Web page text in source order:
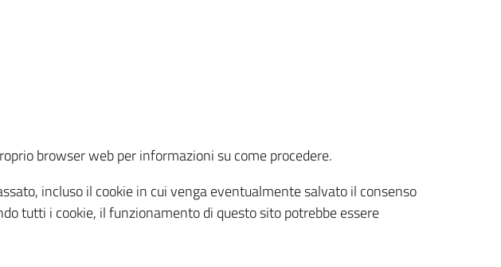
browser web per informazioni su come procedere.
incluso il cookie in cui venga eventualmente salvato il consenso
tutti i cookie, il funzionamento di questo sito potrebbe essere